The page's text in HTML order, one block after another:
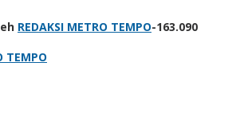
REDAKSI METRO TEMPO-163.090
TEMPO